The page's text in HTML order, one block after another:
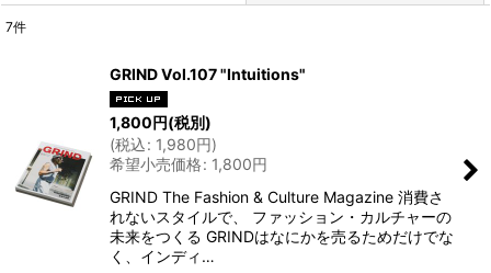
絞り込む
7件
GRIND Vol.107 "Intuitions"
1,800円(税別)
(税込: 1,980円)
希望小売価格: 1,800円
GRIND The Fashion & Culture Magazine 消費さ
れないスタイルで、 ファッション・カルチャーの
未来をつくる GRINDはなにかを売るためだけでな
く、インディ…